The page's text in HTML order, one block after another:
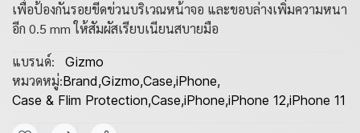
เพื่อป้องกันรอยขีดข่วนบริเวณหน้าจอ และขอบล่างเพิ่มความหนา
อีก 0.5 mm ให้สัมผัสเรียบเนียนสบายมือ
แบรนด์:
Gizmo
หมวดหมู่:Brand,Gizmo,Case,iPhone,
Case & Flim Protection,Case,iPhone,iPhone 12,iPhone 11